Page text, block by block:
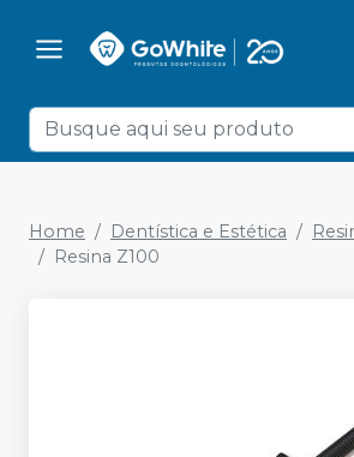
Home Dentística e Estética
Resina Z100